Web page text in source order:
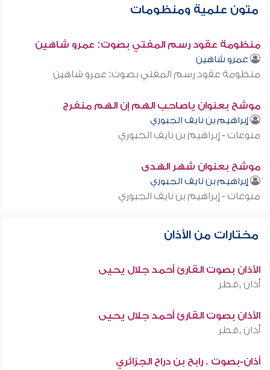
متون علمية ومنظومات
منظومة عقود رسم المفتي بصوت: عمرو شاهين
عمرو شاهين
منظومة عقود رسم المفتي بصوت: عمرو شاهين
موشح بعنوان ياصاحب الهم إن الهم منفرج
إبراهيم بن نايف الجبوري
منوعات - إبراهيم بن نايف الجبوري
موشح بعنوان شهر الهدى
إبراهيم بن نايف الجبوري
منوعات - إبراهيم بن نايف الجبوري
مختارات من الأذان
الأذان بصوت القارئ أحمد جلال يحيى
أذان ,قطر
الأذان بصوت القارئ أحمد جلال يحيى
أذان ,قطر
أذان-بصوت . رابح بن دراح الجزائري